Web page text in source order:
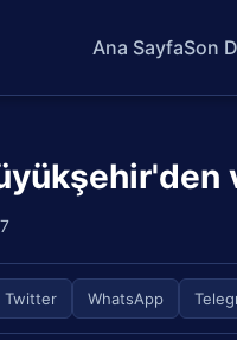
Ana SayfaSon
Twitter WhatsApp